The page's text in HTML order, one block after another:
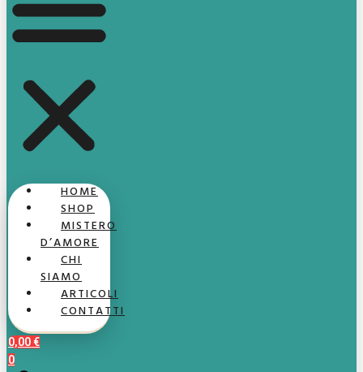
HOME
SHOP
MISTERO
D’AMORE
CHI
SIAMO
ARTICOLI
CONTATTI
0,00€
0